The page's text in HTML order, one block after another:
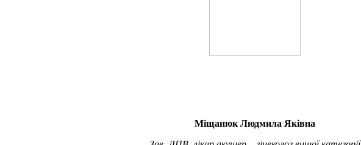
Міщанюк Людмила Яківна